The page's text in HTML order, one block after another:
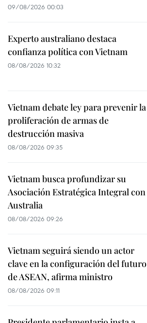
09/08/2026 00:03
Experto australiano destaca
confianza política con Vietnam
08/08/2026 10:32
Vietnam debate ley para prevenir la
proliferación de armas de
destrucción masiva
08/08/2026 09:35
Vietnam busca profundizar su
Asociación Estratégica Integral con
Australia
08/08/2026 09:26
Vietnam seguirá siendo un actor
clave en la configuración del futuro
de ASEAN, afirma ministro
08/08/2026 09:11